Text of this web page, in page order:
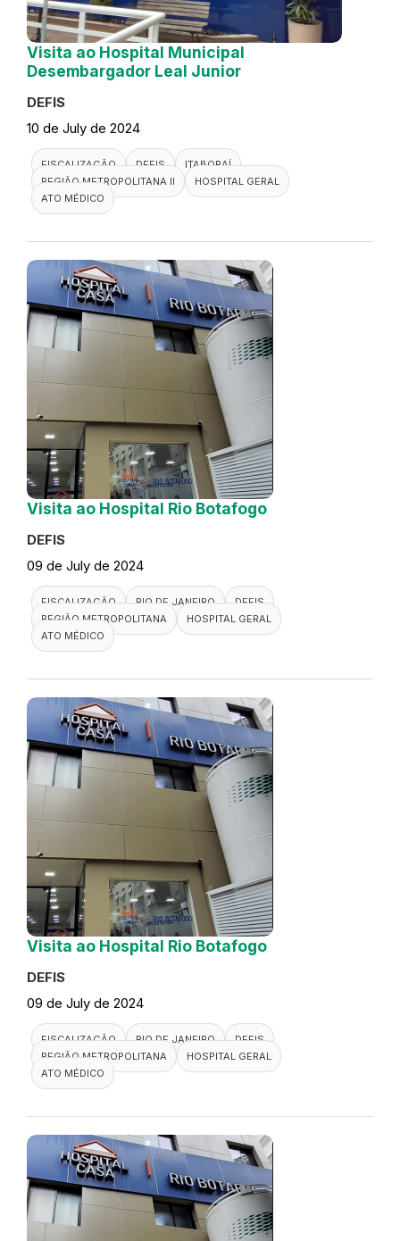
Visita ao Hospital Municipal
Desembargador Leal Junior
DEFIS
10 de July de 2024
FISCALIZAÇÃO DEFIS
ITABORAÍ
REGIÃO METROPOLITANA II
HOSPITAL GERAL
ATO MÉDICO
Visita ao Hospital Rio Botafogo
DEFIS
09 de July de 2024
FISCALIZAÇÃO RIO DE JANEIRO
DEFIS
REGIÃO METROPOLITANA
HOSPITAL GERAL
ATO MÉDICO
Visita ao Hospital Rio Botafogo
DEFIS
09 de July de 2024
FISCALIZAÇÃO RIO DE JANEIRO
DEFIS
REGIÃO METROPOLITANA
HOSPITAL GERAL
ATO MÉDICO